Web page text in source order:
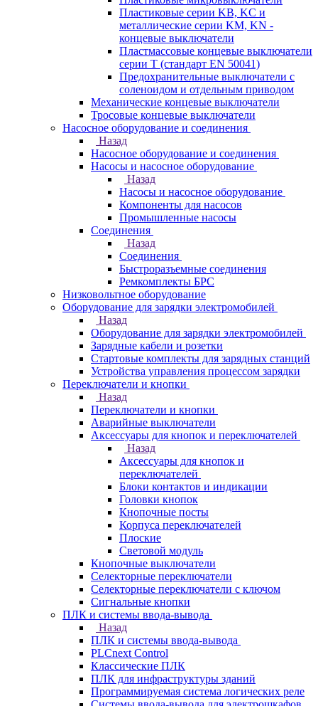
Пластиковые серии KB, KC и
металлические серии KM, KN -
концевые выключатели
Пластмассовые концевые выключатели
серии T (стандарт EN 50041)
Предохранительные выключатели с
соленоидом и отдельным приводом
Механические концевые выключатели
Тросовые концевые выключатели
Насосное оборудование и соединения
Назад
Насосное оборудование и соединения
Насосы и насосное оборудование
Назад
Насосы и насосное оборудование
Компоненты для насосов
Промышленные насосы
Соединения
Назад
Соединения
Быстроразъемные соединения
Ремкомплекты БРС
Низковольтное оборудование
Оборудование для зарядки электромобилей
Назад
Оборудование для зарядки электромобилей
Зарядные кабели и розетки
Стартовые комплекты для зарядных станций
Устройства управления процессом зарядки
Переключатели и кнопки
Назад
Переключатели и кнопки
Аварийные выключатели
Аксессуары для кнопок и переключателей
Назад
Аксессуары для кнопок и
переключателей
Блоки контактов и индикации
Головки кнопок
Кнопочные посты
Корпуса переключателей
Плоские
Световой модуль
Кнопочные выключатели
Селекторные переключатели
Селекторные переключатели с ключом
Сигнальные кнопки
ПЛК и системы ввода-вывода
Назад
ПЛК и системы ввода-вывода
PLCnext Control
Классические ПЛК
ПЛК для инфраструктуры зданий
Программируемая система логических реле